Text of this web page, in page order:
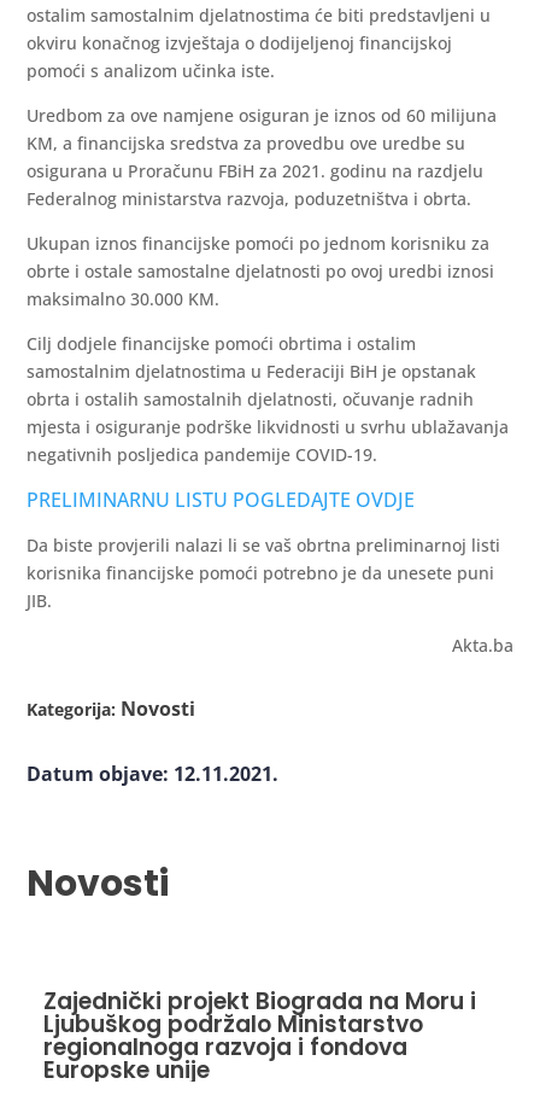
ostalim samostalnim djelatnostima će biti predstavljeni u
okviru konačnog izvještaja o dodijeljenoj financijskoj
pomoći s analizom učinka iste.
Uredbom za ove namjene osiguran je iznos od 60 milijuna
KM, a financijska sredstva za provedbu ove uredbe su
osigurana u Proračunu FBiH za 2021. godinu na razdjelu
Federalnog ministarstva razvoja, poduzetništva i obrta.
Ukupan iznos financijske pomoći po jednom korisniku za
obrte i ostale samostalne djelatnosti po ovoj uredbi iznosi
maksimalno 30.000 KM.
Cilj dodjele financijske pomoći obrtima i ostalim
samostalnim djelatnostima u Federaciji BiH je opstanak
obrta i ostalih samostalnih djelatnosti, očuvanje radnih
mjesta i osiguranje podrške likvidnosti u svrhu ublažavanja
negativnih posljedica pandemije COVID-19.
PRELIMINARNU LISTU POGLEDAJTE OVDJE
Da biste provjerili nalazi li se vaš obrtna preliminarnoj listi
korisnika financijske pomoći potrebno je da unesete puni
JIB.
Akta.ba
Kategorija: Novosti
Datum objave: 12.11.2021.
Novosti
Zajednički projekt Biograda na Moru i
Ljubuškog podržalo Ministarstvo
regionalnoga razvoja i fondova
Europske unije